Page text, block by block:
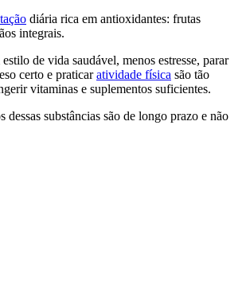
diária rica em antioxidantes: frutas
integrais.
de vida saudável, menos estresse, parar
certo e praticaratividade física são tão
vitaminas e suplementos suficientes.
dessas substâncias são de longo prazo e não